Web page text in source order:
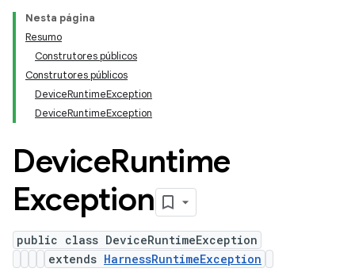
Nesta página
Resumo
Construtores públicos
Construtores públicos
DeviceRuntimeException
DeviceRuntimeException
DeviceRuntime
Exception
public class DeviceRuntimeException
extends HarnessRuntimeException